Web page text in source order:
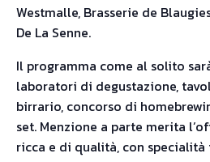
Westmalle, Brasserie de
De La Senne.
Il programma come al solito
laboratori di degustazione,
birrario, concorso di
set. Menzione a parte merita
ricca e di qualità, con specialità